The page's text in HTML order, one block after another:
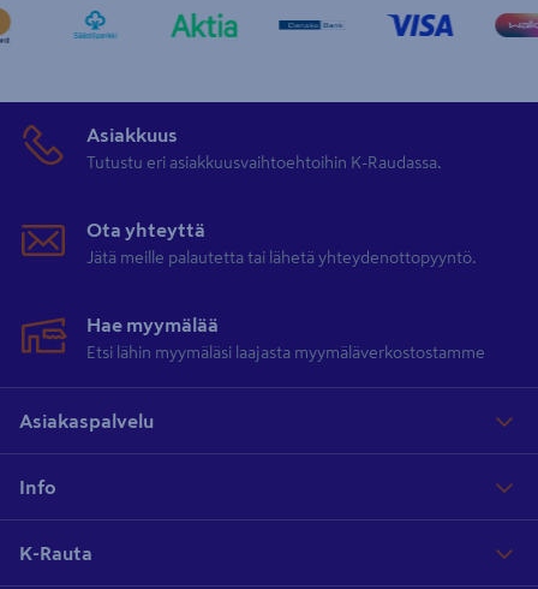
Asiakkuus
Tutustu eri asiakkuusvaihtoehtoihin K-Raudassa.
Ota yhteyttä
Jätä meille palautetta tai lähetä yhteydenottopyyntö.
Hae myymälää
Etsi lähin myymäläsi laajasta myymäläverkostostamme
Asiakaspalvelu
Info
K-Rauta